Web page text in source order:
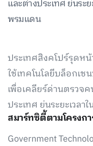
และต่างประเทศ ย่นระ
พรมแดน
ประเทศสิงคโปร์รุดห
ใช้เทคโนโลยีบล็อกเ
เพื่อเคลียร์ด่านตรวจค
ประเทศ ย่นระยะเวล
สมาร์ทซิตี้ตามโครงก
Government